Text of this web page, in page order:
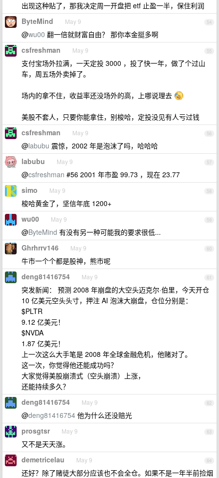
出现这种贴了，那我决定周一开盘把 etf 止盈一半，保住利润
54
ByteMind May 9
@wu00 翻一倍就财富自由？ 那你本金挺多啊
55
csfreshman May 9
支付宝场外拉满，一天定投 3000 ，投了快一年，做了个过山
车，周五场外卖掉了。
场内的拿不住，收益率还没场外的高，上哪说理去
美股不套人，只要你能拿住，别梭哈，定投没见有人亏过钱
56
csfreshman May 9
@labubu 震惊，2002 年是泡沫了吗，哈哈哈
57
labubu May 9
@csfreshman #56 2001 年市盈 99.73 ，现在 23.77
58
simo May 9
梭哈黄金了，坚信年底 1200+
59
wu00 May 9
@ByteMind 有没有另一种可能我的要求很低...
60
Ghrhrrv146 May 9
牛市一个个都是股神，熊市呢
61
deng81416754 May 9
突发新闻： 预测 2008 年崩盘的大空头迈克尔·伯里，今天开仓
10 亿美元空头头寸，押注 AI 泡沫大崩盘，仓位分别是：
$PLTR
9.12 亿美元！
$NVDA
1.87 亿美元！
上一次这么大手笔是 2008 年全球金融危机，他赌对了。
这一次，你觉得他还能成功吗？
大家觉得美股崩溃式（空头崩溃）上涨，
还能持续多久？
62
deng81416754 May 9
@deng81416754 他为什么还没赔光
63
prosgtsr May 9
又不是天天涨。
64
demetricelau May 9
还好？除了赌徒大部分应该也不会全仓。如果不是一年半前捡烟